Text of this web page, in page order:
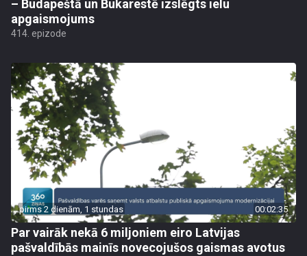
– Budapeštā un Bukarestē izslēgts ielu
apgaismojums
414. epizode
pirms 2 dienām, 1 stundas 00:02:35
Par vairāk nekā 6 miljoniem eiro Latvijas
pašvaldībās mainīs novecojušos gaismas avotus